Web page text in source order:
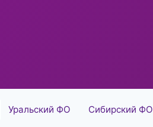
Уральский ФО Сибирский ФО